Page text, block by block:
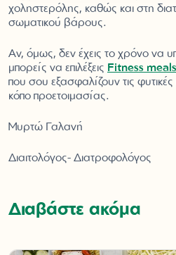
χοληστερόλης, καθώς και στη
σωματικού βάρους.
Αν, όμως, δεν έχεις το χρόνο να
μπορείς να επιλέξεις Fitness meals
που σου εξασφαλίζουν τις
κόπο προετοιμασίας.
Μυρτώ Γαλανή
Διαιτολόγος- Διατροφολόγος
Διαβάστε ακόμα